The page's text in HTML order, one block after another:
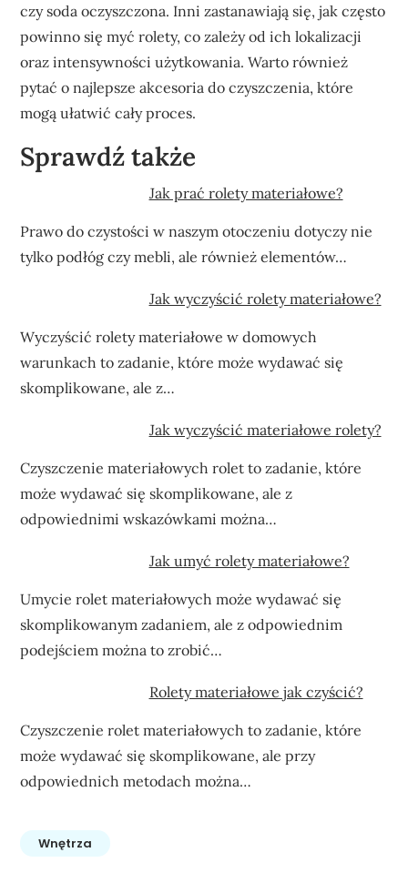
czy soda oczyszczona. Inni zastanawiają się, jak często
powinno się myć rolety, co zależy od ich lokalizacji
oraz intensywności użytkowania. Warto również
pytać o najlepsze akcesoria do czyszczenia, które
mogą ułatwić cały proces.
Sprawdź także
Jak prać rolety materiałowe?
Prawo do czystości w naszym otoczeniu dotyczy nie
tylko podłóg czy mebli, ale również elementów…
Jak wyczyścić rolety materiałowe?
Wyczyścić rolety materiałowe w domowych
warunkach to zadanie, które może wydawać się
skomplikowane, ale z…
Jak wyczyścić materiałowe rolety?
Czyszczenie materiałowych rolet to zadanie, które
może wydawać się skomplikowane, ale z
odpowiednimi wskazówkami można…
Jak umyć rolety materiałowe?
Umycie rolet materiałowych może wydawać się
skomplikowanym zadaniem, ale z odpowiednim
podejściem można to zrobić…
Rolety materiałowe jak czyścić?
Czyszczenie rolet materiałowych to zadanie, które
może wydawać się skomplikowane, ale przy
odpowiednich metodach można…
Wnętrza